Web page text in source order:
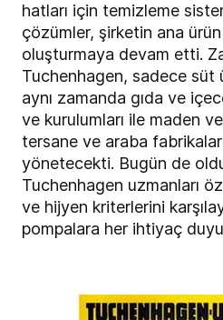
hatları için temizleme
çözümler, şirketin ana
oluşturmaya devam etti.
Tuchenhagen, sadece süt
aynı zamanda gıda ve
ve kurulumları ile maden
tersane ve araba
yönetecekti. Bugün de
Tuchenhagen uzmanları
ve hijyen kriterlerini
pompalara her ihtiyaç